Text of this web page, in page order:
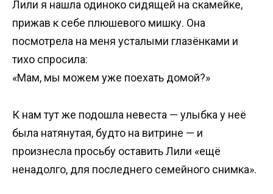
Лили я нашла одиноко сидящей на скамейке,
прижав к себе плюшевого мишку. Она
посмотрела на меня усталыми глазёнками и
тихо спросила:
«Мам, мы можем уже поехать домой?»
К нам тут же подошла невеста — улыбка у неё
была натянутая, будто на витрине — и
произнесла просьбу оставить Лили «ещё
ненадолго, для последнего семейного снимка».